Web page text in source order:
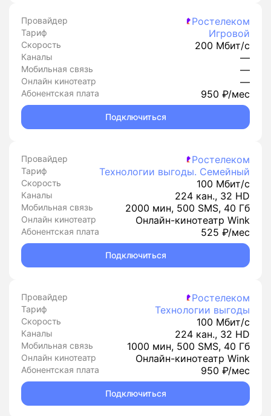
Провайдер Ростелеком
Тариф Игровой
Скорость 200 Мбит/с
Каналы —
Мобильная связь —
Онлайн кинотеатр —
Абонентская плата 950 ₽/мес
Подключиться
Провайдер Ростелеком
Тариф Технологии выгоды. Семейный
Скорость 100 Мбит/с
Каналы 224 кан., 32 HD
Мобильная связь 2000 мин, 500 SMS, 40 Гб
Онлайн кинотеатр Онлайн-кинотеатр Wink
Абонентская плата 525 ₽/мес
Подключиться
Провайдер Ростелеком
Тариф Технологии выгоды
Скорость 100 Мбит/с
Каналы 224 кан., 32 HD
Мобильная связь 1000 мин, 500 SMS, 40 Гб
Онлайн кинотеатр Онлайн-кинотеатр Wink
Абонентская плата 950 ₽/мес
Подключиться